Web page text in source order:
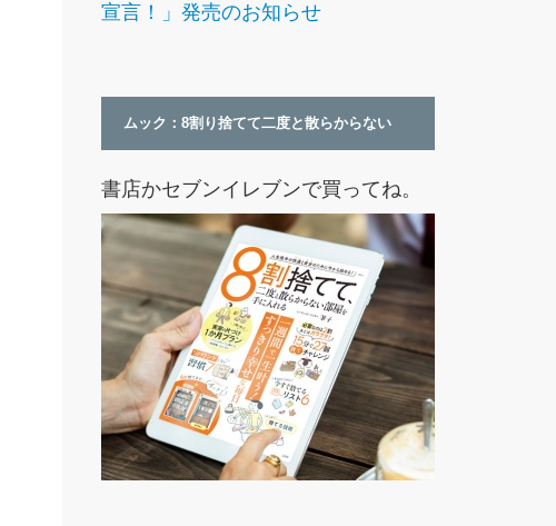
宣言！」発売のお知らせ
ムック：8割り捨てて二度と散らからない
書店かセブンイレブンで買ってね。